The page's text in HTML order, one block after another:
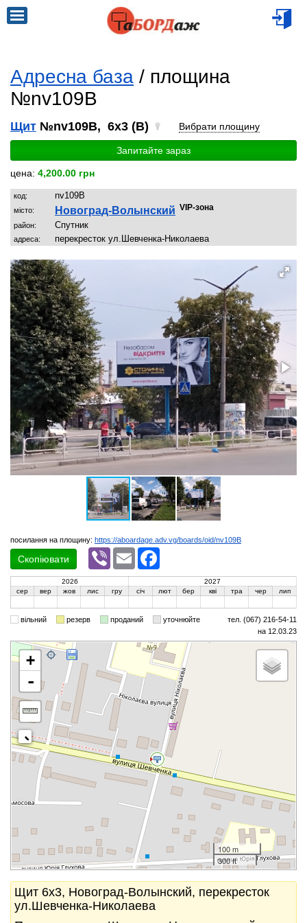
Адресна база / площина
№nv109B
Щит №nv109B, 6x3 (B) Вибрати площину
Запитайте зараз
цена: 4,200.00 грн
код: nv109B
місто: Новоград-Волынский VIP-зона
район: Спутник
адреса: перекресток ул.Шевченка-Николаева
посилання на площину: https://aboardage.adv.vg/boards/oid/nv109B
Скопіювати
Viber Email
2026
2027
сер
вер жов лис гру січ лют бер кві тра чер лип
вільний резерв проданий уточнюйте
тел. (067) 216-54-11
на 12.03.23
+
-
100 m
300 ft
Щит 6x3, Новоград-Волынский, перекресток
ул.Шевченка-Николаева